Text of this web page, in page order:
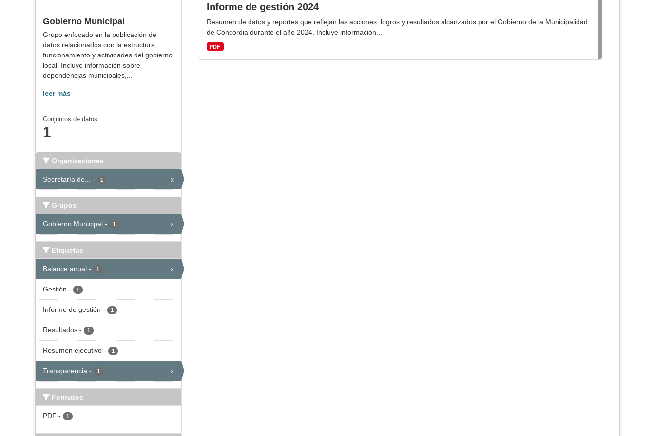
Gobierno Municipal
Grupo enfocado en la publicación de
datos relacionados con la estructura,
funcionamiento y actividades del gobierno
local. Incluye información sobre
dependencias municipales,...
leer más
Conjuntos de datos
1
Organizaciones
Secretaría de... - 1 x
Grupos
Gobierno Municipal - 1 x
Etiquetas
Balance anual - 1 x
Gestión - 1
Informe de gestión - 1
Resultados - 1
Resumen ejecutivo - 1
Transparencia - 1 x
Formatos
PDF - 1
Informe de gestión 2024
Resumen de datos y reportes que reflejan las acciones, logros y resultados alcanzados por el Gobierno de la Municipalidad
de Concordia durante el año 2024. Incluye información...
PDF